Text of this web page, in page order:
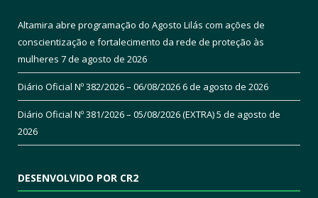
Altamira abre programação do Agosto Lilás com ações de
conscientização e fortalecimento da rede de proteção às
mulheres 7 de agosto de 2026
Diário Oficial Nº 382/2026 – 06/08/20266 de agosto de 2026
Diário Oficial Nº 381/2026 – 05/08/2026 (EXTRA)5 de agosto de
2026
DESENVOLVIDO POR CR2